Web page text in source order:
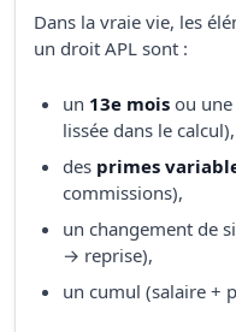
Dans la vraie vie, les
un droit APL sont :
un 13e mois ou
lissée dans le calcul),
des primes
commissions),
un changement de
→ reprise),
un cumul (salaire +